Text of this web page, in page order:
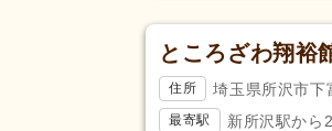
ところざわ翔裕
住所 埼玉県所沢市下
最寄駅 新所沢駅から